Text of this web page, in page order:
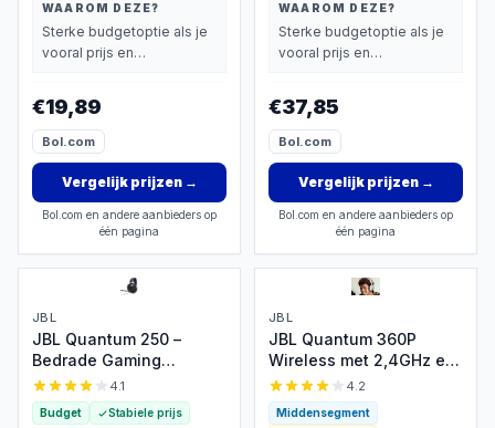
WAAROM DEZE?
Sterke budgetoptie als je
vooral prijs en
€19,89
Bol.com
Vergelijk prijzen→
Bol.com en andere aanbieders op
één pagina
WAAROM DEZE?
Sterke budgetoptie als je
vooral prijs en
€37,85
Bol.com
Vergelijk prijzen→
Bol.com en andere aanbieders op
één pagina
JBL
JBL Quantum 250 –
Bedrade Gaming
Headset met Microfoon
4.1
Budget Stabiele prijs
JBL
JBL Quantum 360P
Wireless met 2,4GHz en
Bluetooth 4.2
Middensegment